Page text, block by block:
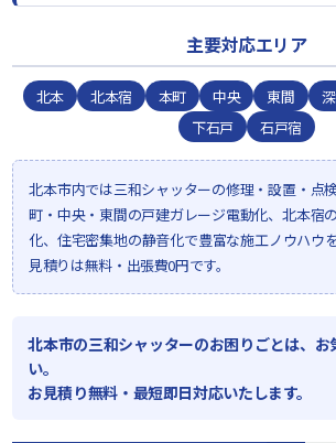
主要対応エリア
北本 北本宿 本町 中央 東間
下石戸
石戸宿
北本市内では三和シャッターの修理・設置・点
町・中央・東間の戸建ガレージ電動化、北本宿
化、住宅密集地の静音化で豊富な施工ノウハウ
見積りは無料・出張費0円です。
北本市の三和シャッターのお困りごとは、お
い。
お見積り無料・最短即日対応いたします。